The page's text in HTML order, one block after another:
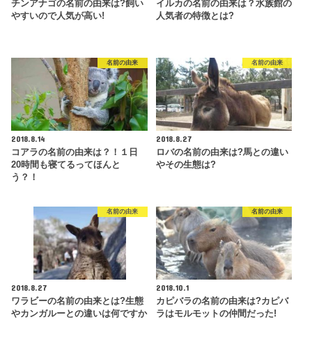
チンアナゴの名前の由来は?飼い
やすいので人気が高い!
イルカの名前の由来は？水族館の
人気者の特徴とは?
名前の由来
2018.8.14
コアラの名前の由来は？！１日
20時間も寝てるってほんと
う？！
名前の由来
2018.8.27
ロバの名前の由来は?馬との違い
やその生態は?
名前の由来
2018.8.27
ワラビーの名前の由来とは?生態
やカンガルーとの違いは何ですか
名前の由来
2018.10.1
カピバラの名前の由来は?カピバ
ラはモルモットの仲間だった!